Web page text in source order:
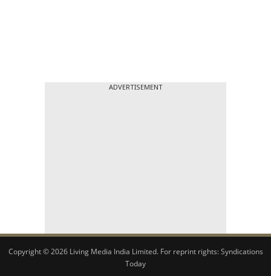
ADVERTISEMENT
Copyright © 2026 Living Media India Limited. For reprint rights:Syndications
Today